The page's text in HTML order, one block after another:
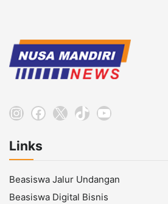
Instagram
Facebook
X TikTokYouTube
Links
Beasiswa Jalur Undangan
Beasiswa Digital Bisnis